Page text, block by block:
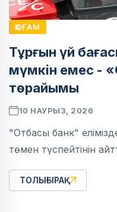
ҚОҒАМ
Тұрғын үй
мүмкін емес -
төрайымы
10 НАУРЫЗ, 2026
"Отбасы банк"
төмен түспейтінін
ТОЛЫҒЫРАҚ